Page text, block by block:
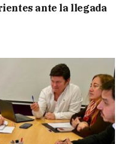
ante la llegada